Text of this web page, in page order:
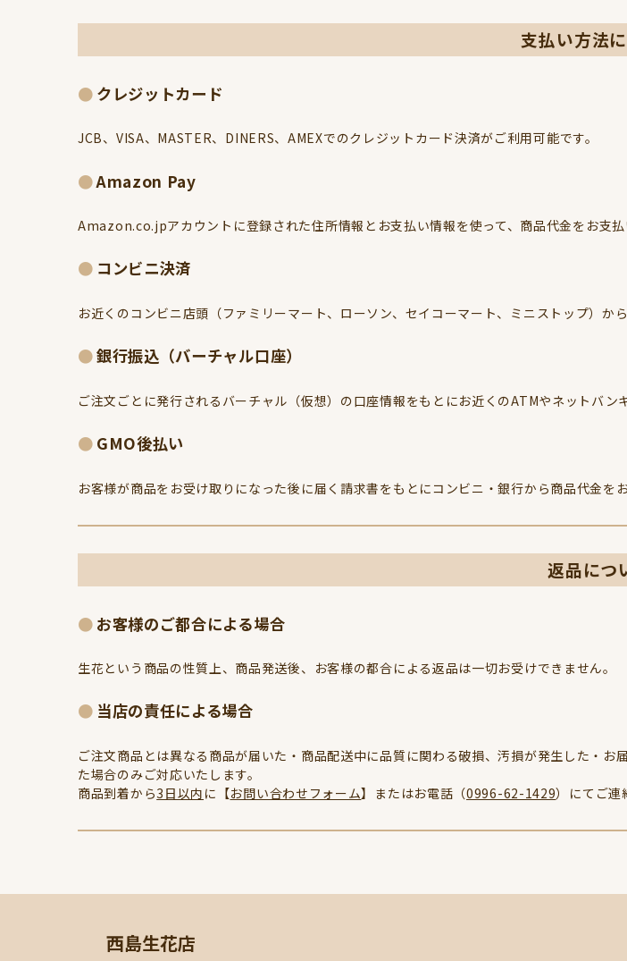
支払い方法
クレジットカード
JCB、VISA、MASTER、DINERS、AMEXでのクレジットカード決済がご利用可能です。
Amazon Pay
Amazon.co.jpアカウントに登録された住所情報とお支払い情報を使って、商品代金をお支払
コンビニ決済
お近くのコンビニ店頭（ファミリーマート、ローソン、セイコーマート、ミニストップ）か
銀行振込（バーチャル口座）
ご注文ごとに発行されるバーチャル（仮想）の口座情報をもとにお近くのATMやネットバン
GMO後払い
お客様が商品をお受け取りになった後に届く請求書をもとにコンビニ・銀行から商品代金を
返品につ
お客様のご都合による場合
生花という商品の性質上、商品発送後、お客様の都合による返品は一切お受けできません。
当店の責任による場合
ご注文商品とは異なる商品が届いた・商品配送中に品質に関わる破損、汚損が発生した・
た場合のみご対応いたします。
商品到着から3日以内 に【お問い合わせフォーム】またはお電話（0996-62-1429）にてご連
西島生花店